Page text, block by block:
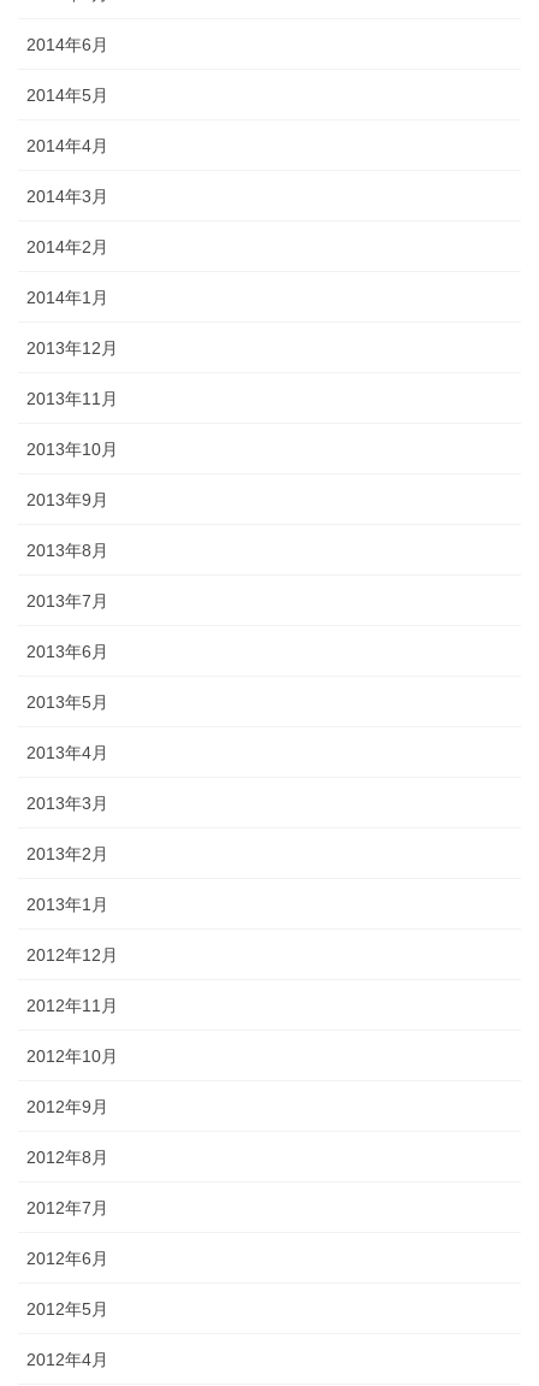
2014年6月
2014年5月
2014年4月
2014年3月
2014年2月
2014年1月
2013年12月
2013年11月
2013年10月
2013年9月
2013年8月
2013年7月
2013年6月
2013年5月
2013年4月
2013年3月
2013年2月
2013年1月
2012年12月
2012年11月
2012年10月
2012年9月
2012年8月
2012年7月
2012年6月
2012年5月
2012年4月